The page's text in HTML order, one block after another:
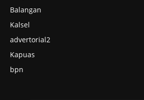
Balangan
Kalsel
advertorial2
Kapuas
bpn